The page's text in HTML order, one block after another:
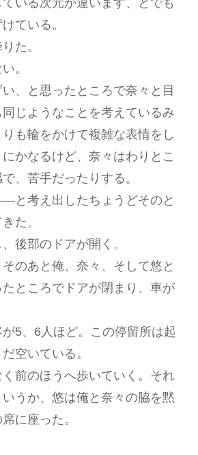
ている。
た。
。
、と思ったところで奈々と目
じようなことを考えているみ
も輪をかけて複雑な表情をし
かなるけど、奈々はわりとこ
、苦手だったりする。
考え出したちょうどそのと
た。
後部のドアが開く。
のあと俺、奈々、そして悠と
ところでドアが閉まり、車が
5、6人ほど。この停留所は起
空いている。
前のほうへ歩いていく。それ
うか、悠は俺と奈々の脇を黙
に座った。